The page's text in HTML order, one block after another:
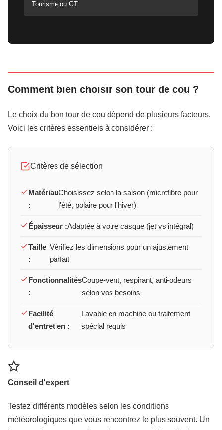
Tourisme ou GT
Comment bien choisir son tour de cou ?
Le choix du bon tour de cou dépend de plusieurs facteurs.
Voici les critères essentiels à considérer :
Critères de sélection
Matériau
:
Choisissez selon la saison (microfibre pour
l'été, polaire pour l'hiver)
Épaisseur :Adaptée à votre casque (jet vs intégral)
Taille
:
Vérifiez les dimensions pour un ajustement
parfait
Fonctionnalités
:
Coupe-vent, respirant, anti-odeurs
selon vos besoins
Facilité
d'entretien :
Lavable en machine ou traitement
spécial requis
Conseil d'expert
Testez différents modèles selon les conditions
météorologiques que vous rencontrez le plus souvent. Un